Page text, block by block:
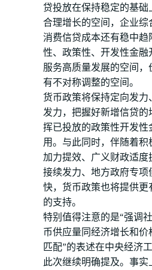
贷投放在保持稳定的基础
合理增长的空间，企业
消费信贷成本还有稳中趋
性、政策性、开发性金
服务高质量发展的空间
有不对称调整的空间。
货币政策将保持定向发
发力，把握好新增信贷
挥已投放的政策性开发
用。与此同时，伴随着
加力提效、广义财政适
接续发力、地方政府专
快，货币政策也将提供
的支持。
特别值得注意的是“强调
币供应量同经济增长和价
匹配”的表述在中央经济
此次继续明确提及。事实